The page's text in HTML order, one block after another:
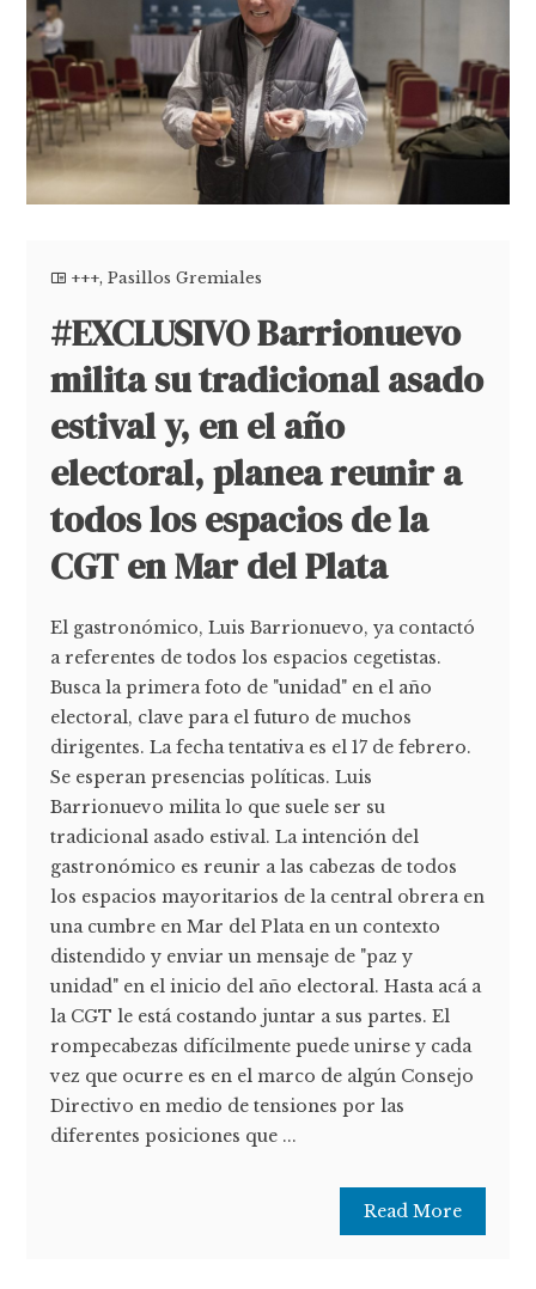
+++,Pasillos Gremiales
#EXCLUSIVO Barrionuevo
milita su tradicional asado
estival y, en el año
electoral, planea reunir a
todos los espacios de la
CGT en Mar del Plata
El gastronómico, Luis Barrionuevo, ya contactó
a referentes de todos los espacios cegetistas.
Busca la primera foto de "unidad" en el año
electoral, clave para el futuro de muchos
dirigentes. La fecha tentativa es el 17 de febrero.
Se esperan presencias políticas. Luis
Barrionuevo milita lo que suele ser su
tradicional asado estival. La intención del
gastronómico es reunir a las cabezas de todos
los espacios mayoritarios de la central obrera en
una cumbre en Mar del Plata en un contexto
distendido y enviar un mensaje de "paz y
unidad" en el inicio del año electoral. Hasta acá a
la CGT le está costando juntar a sus partes. El
rompecabezas difícilmente puede unirse y cada
vez que ocurre es en el marco de algún Consejo
Directivo en medio de tensiones por las
diferentes posiciones que ...
Read More